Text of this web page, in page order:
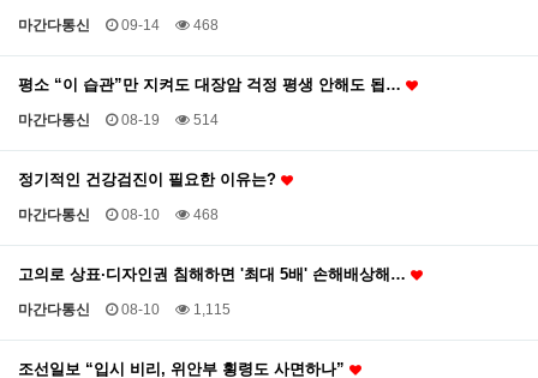
마간다통신 09-14 468
평소 “이 습관”만 지켜도 대장암 걱정 평생 안해도 됩…
마간다통신 08-19 514
정기적인 건강검진이 필요한 이유는?
마간다통신 08-10 468
고의로 상표·디자인권 침해하면 '최대 5배' 손해배상해…
마간다통신 08-10 1,115
조선일보 “입시 비리, 위안부 횡령도 사면하나”